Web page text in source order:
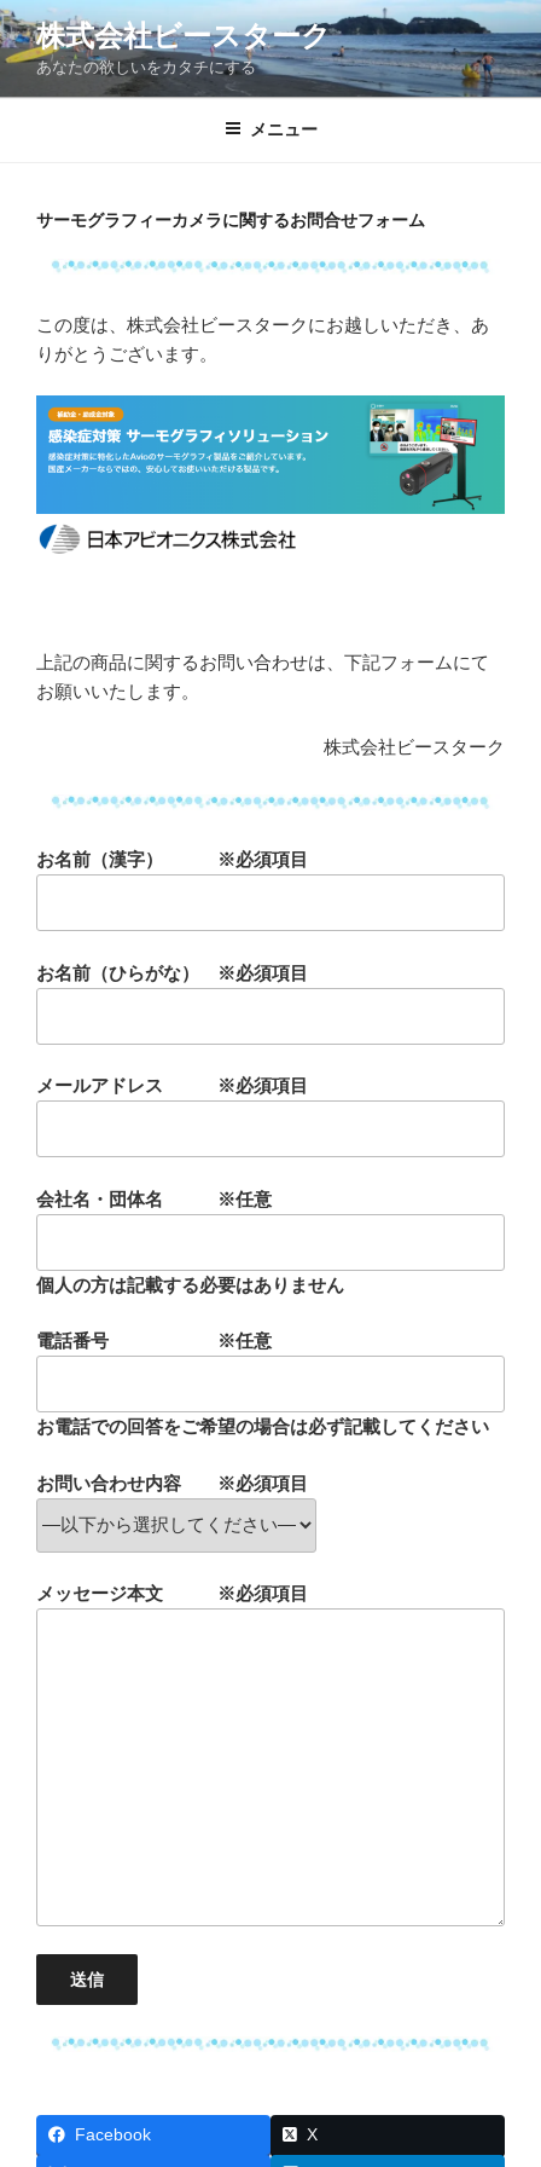
コ
ン
ン
株式会社ビースターク
あなたの欲しいをカタチにする
メニュー
サーモグラフィーカメラに関するお問合せフォーム
この度は、株式会社ビースタークにお越しいただき、あ
りがとうございます。
上記の商品に関するお問い合わせは、下記フォームにて
お願いいたします。
株式会社ビースターク
お名前（漢字） ※必須項目
お名前（ひらがな） ※必須項目
メールアドレス ※必須項目
会社名・団体名 ※任意
個人の方は記載する必要はありません
電話番号 ※任意
お電話での回答をご希望の場合は必ず記載してください
お問い合わせ内容 ※必須項目
メッセージ本文 ※必須項目
Facebook X